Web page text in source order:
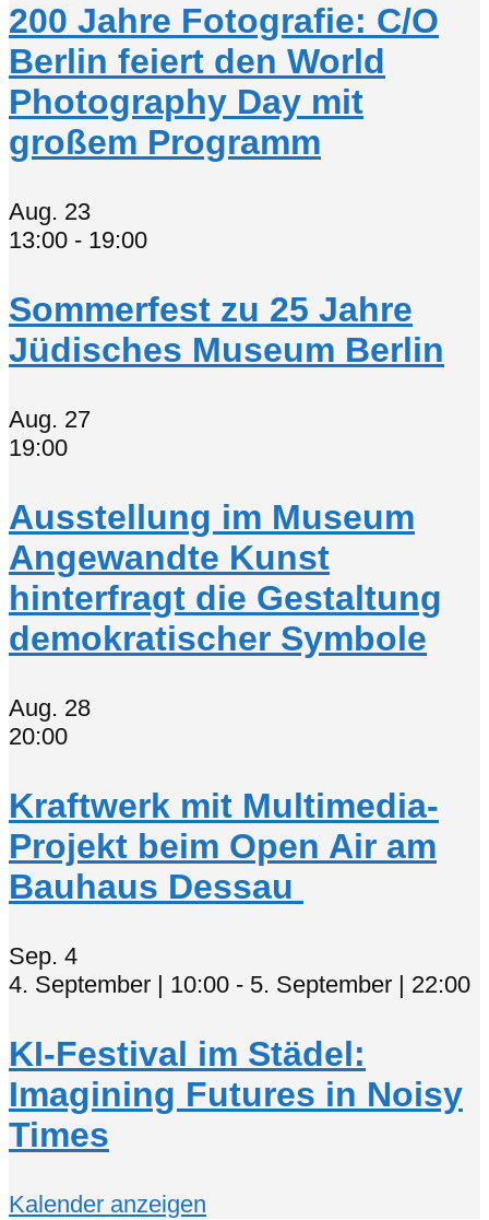
200 Jahre Fotografie: C/O
Berlin feiert den World
Photography Day mit
großem Programm
Aug. 23
13:00 - 19:00
Sommerfest zu 25 Jahre
Jüdisches Museum Berlin
Aug. 27
19:00
Ausstellung im Museum
Angewandte Kunst
hinterfragt die Gestaltung
demokratischer Symbole
Aug. 28
20:00
Kraftwerk mit Multimedia-
Projekt beim Open Air am
Bauhaus Dessau
Sep. 4
4. September | 10:00 - 5. September | 22:00
KI-Festival im Städel:
Imagining Futures in Noisy
Times
Kalender anzeigen